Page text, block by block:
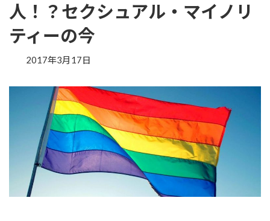
人！？セクシュアル・マイノリ
ティーの今
2017年3月17日